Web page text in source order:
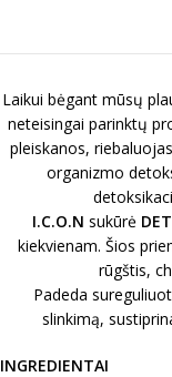
Laikui bėgant mūsų
neteisingai parinktų
pleiskanos,
organizmo
I.C.O.N sukūrė
kiekvienam. Šios
rūgštis,
Padeda
slinkimą,
INGREDIENTAI